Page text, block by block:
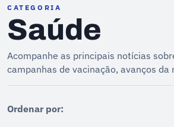
CATEGORIA
Saúde
Acompanhe as principais notícias
campanhas de vacinação, avanços
Ordenar por: